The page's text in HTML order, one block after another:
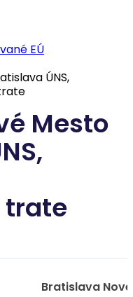
EÚ
ÚNS,
Mesto
trate
Bratislava